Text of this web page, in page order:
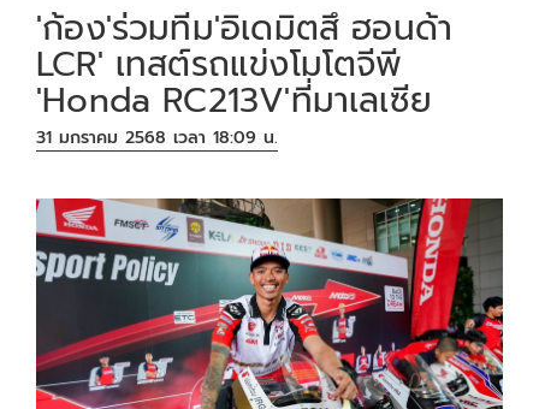
'ก้อง'ร่วมทีม'อิเดมิตสึ ฮอนด้า
LCR' เทสต์รถแข่งโมโตจีพี
'Honda RC213V'ที่มาเลเซีย
31 มกราคม 2568 เวลา 18:09 น.